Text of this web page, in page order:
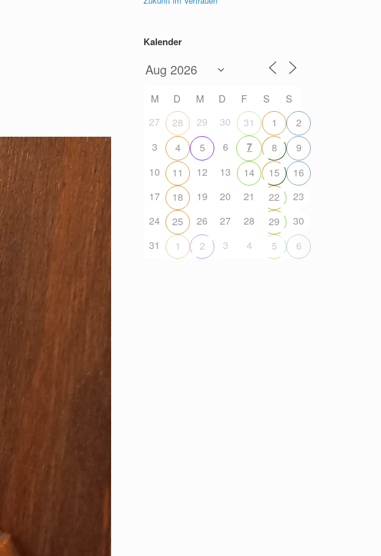
Kalender
M D M D F S
S
27
28 29 30 31 1
2
3
4 5 6 7 8
9
10
11 12 13 14 15
16
17
18 19 20 21 22
23
24
25 26 27 28 29
30
31
1 2 3 4 5 6